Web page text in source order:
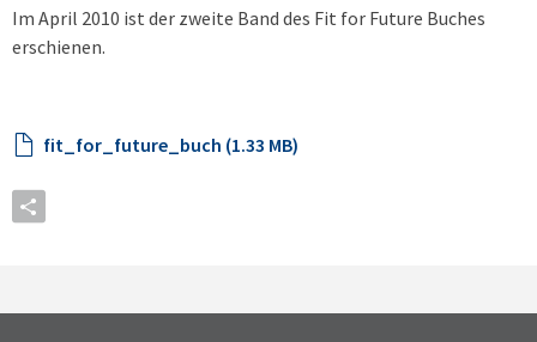
Im April 2010 ist der zweite Band des Fit for Future Buches
erschienen.
fit_for_future_buch (1.33 MB)